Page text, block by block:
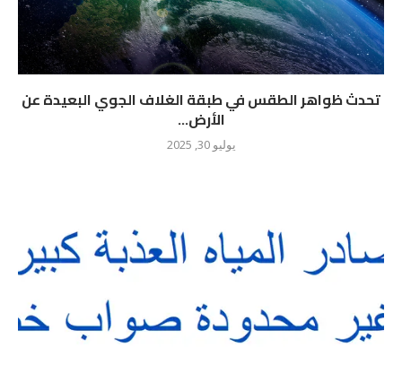
تحدث ظواهر الطقس في طبقة الغلاف الجوي البعيدة عن
الأرض...
يوليو 30, 2025